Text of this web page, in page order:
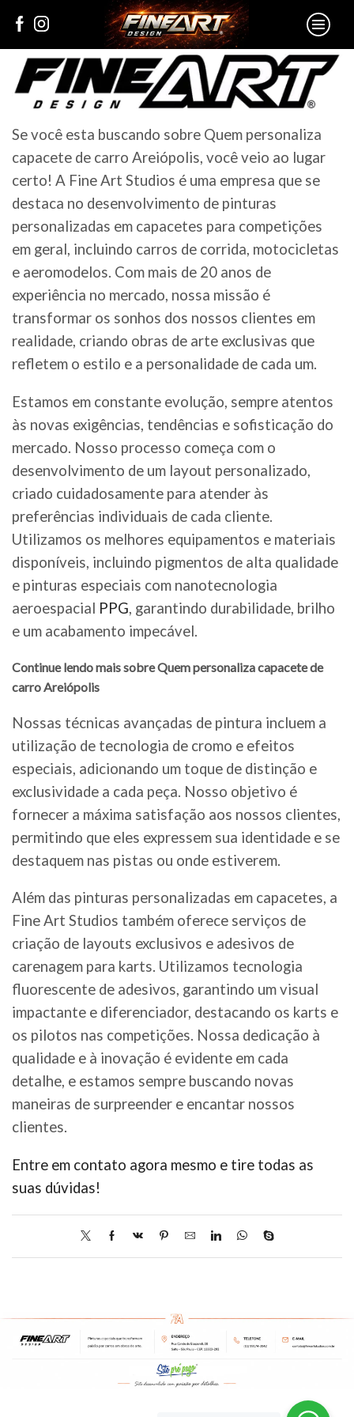
Se você esta buscando sobre Quem personaliza
capacete de carro Areiópolis, você veio ao lugar
certo! A Fine Art Studios é uma empresa que se
destaca no desenvolvimento de pinturas
personalizadas em capacetes para competições
em geral, incluindo carros de corrida, motocicletas
e aeromodelos. Com mais de 20 anos de
experiência no mercado, nossa missão é
transformar os sonhos dos nossos clientes em
realidade, criando obras de arte exclusivas que
refletem o estilo e a personalidade de cada um.
Estamos em constante evolução, sempre atentos
às novas exigências, tendências e sofisticação do
mercado. Nosso processo começa com o
desenvolvimento de um layout personalizado,
criado cuidadosamente para atender às
preferências individuais de cada cliente.
Utilizamos os melhores equipamentos e materiais
disponíveis, incluindo pigmentos de alta qualidade
e pinturas especiais com nanotecnologia
aeroespacial PPG, garantindo durabilidade, brilho
e um acabamento impecável.
Continue lendo mais sobre Quem personaliza capacete de
carro Areiópolis
Nossas técnicas avançadas de pintura incluem a
utilização de tecnologia de cromo e efeitos
especiais, adicionando um toque de distinção e
exclusividade a cada peça. Nosso objetivo é
fornecer a máxima satisfação aos nossos clientes,
permitindo que eles expressem sua identidade e se
destaquem nas pistas ou onde estiverem.
Além das pinturas personalizadas em capacetes, a
Fine Art Studios também oferece serviços de
criação de layouts exclusivos e adesivos de
carenagem para karts. Utilizamos tecnologia
fluorescente de adesivos, garantindo um visual
impactante e diferenciador, destacando os karts e
os pilotos nas competições. Nossa dedicação à
qualidade e à inovação é evidente em cada
detalhe, e estamos sempre buscando novas
maneiras de surpreender e encantar nossos
clientes.
Entre em contato agora mesmo e tire todas as
suas dúvidas!